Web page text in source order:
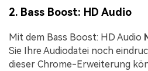
2. Bass Boost: HD Audio
Mit dem Bass Boost: HD Audio
Sie Ihre Audiodatei noch
dieser Chrome-Erweiterung